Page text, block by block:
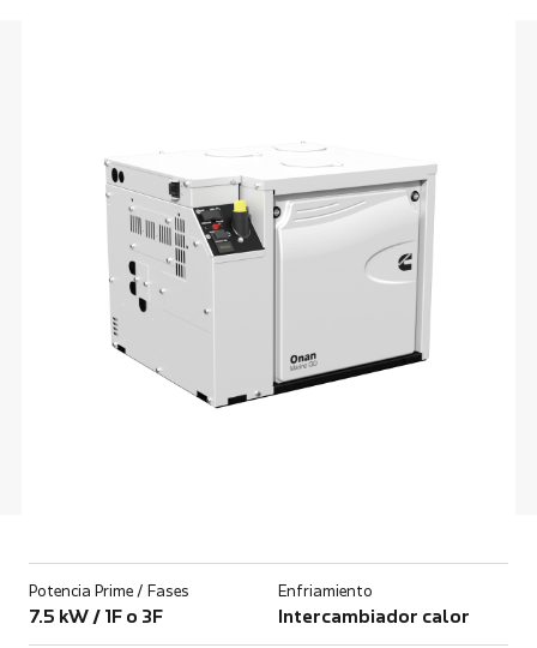
Potencia Prime / Fases
7.5 kW / 1F o 3F
Enfriamiento
Intercambiador calor